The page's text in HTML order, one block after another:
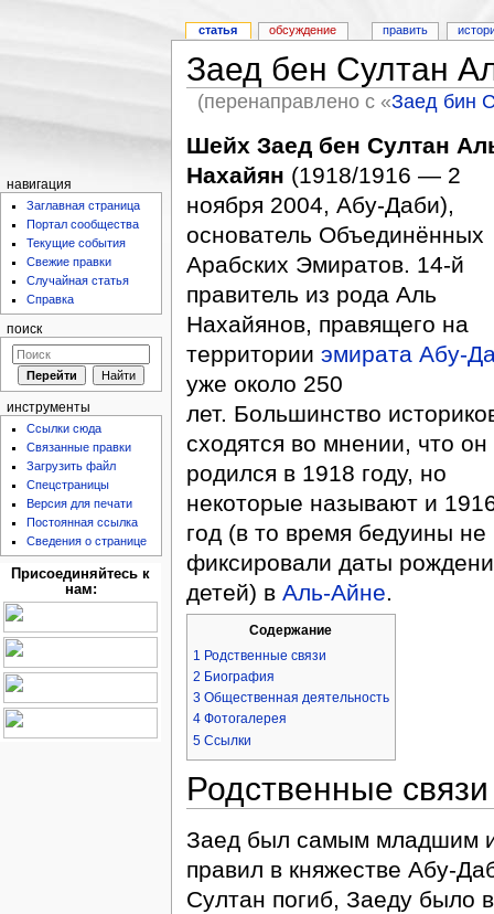
Заед бен Султан
(перенаправлено с «Заед бин
Шейх Заед бен Султан
Нахайян (1918/1916 — 2
ноября 2004, Абу-Даби),
основатель Объединённых
Арабских Эмиратов. 14-й
правитель из рода Аль
Нахайянов, правящего на
территории эмирата Абу-
уже около 250
лет. Большинство
сходятся во мнении, что он
родился в 1918 году, но
некоторые называют и
год (в то время бедуины не
фиксировали даты
детей) в Аль-Айне.
Содержание
1 Родственные связи
2 Биография
3 Общественная деятельность
4 Фотогалерея
5 Ссылки
Родственные связи
Заед был самым младшим
правил в княжестве Абу-
Султан погиб, Заеду было
статья обсуждение править
навигация
Заглавная страница
Портал сообщества
Текущие события
Свежие правки
Случайная статья
Справка
поиск
инструменты
Ссылки сюда
Связанные правки
Загрузить файл
Спецстраницы
Версия для печати
Постоянная ссылка
Сведения о странице
Присоединяйтесь к
нам: